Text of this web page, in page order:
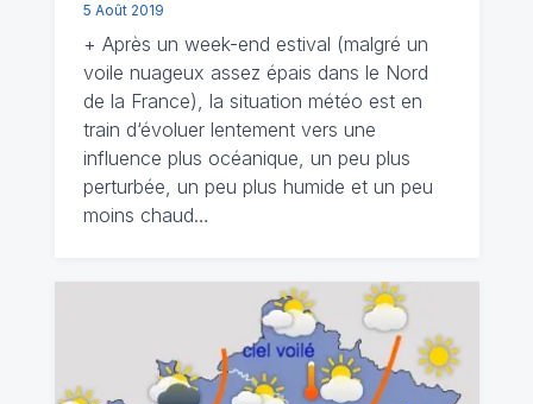
5 Août 2019
+ Après un week-end estival (malgré un
voile nuageux assez épais dans le Nord
de la France), la situation météo est en
train d‘évoluer lentement vers une
influence plus océanique, un peu plus
perturbée, un peu plus humide et un peu
moins chaud…